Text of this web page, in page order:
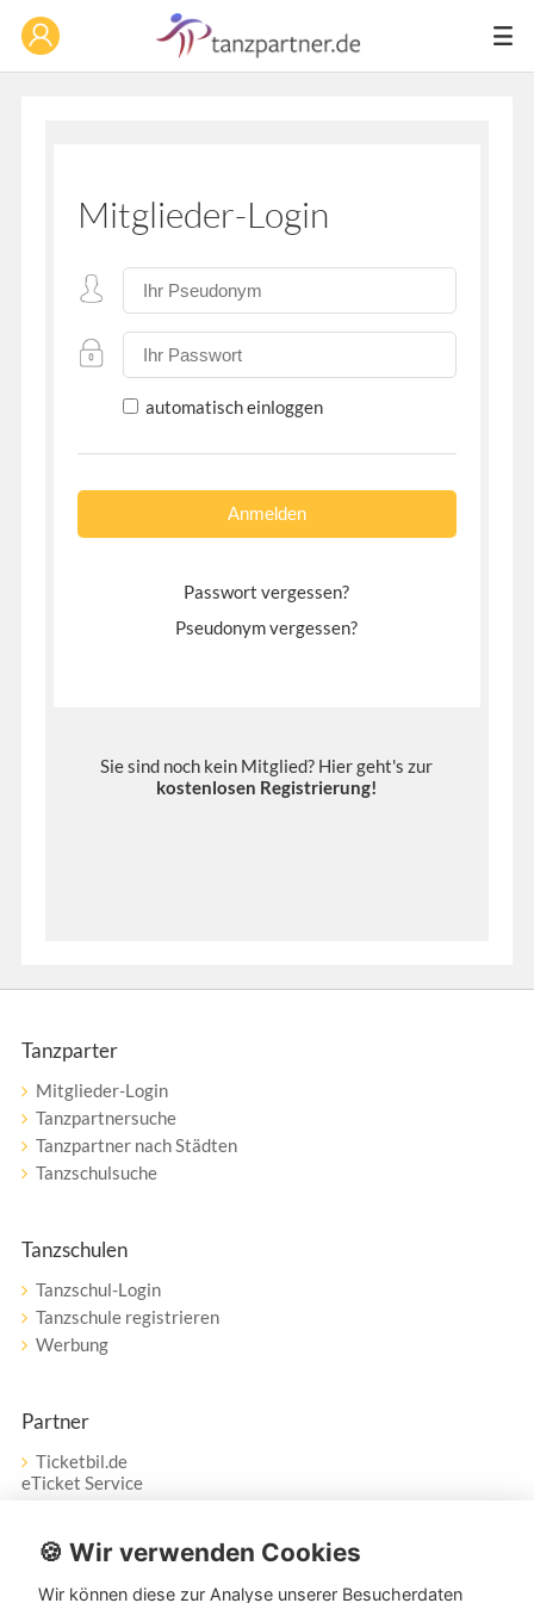
Mitglieder-Login
automatisch einloggen
Passwort vergessen?
Pseudonym vergessen?
Sie sind noch kein Mitglied? Hier geht's zur
kostenlosen Registrierung!
Tanzparter
Mitglieder-Login
Tanzpartnersuche
Tanzpartner nach Städten
Tanzschulsuche
Tanzschulen
Tanzschul-Login
Tanzschule registrieren
Werbung
Partner
Ticketbil.de
eTicket Service
Vertrag widerrufen
🍪 Wir verwenden Cookies
Wir können diese zur Analyse unserer Besucherdaten